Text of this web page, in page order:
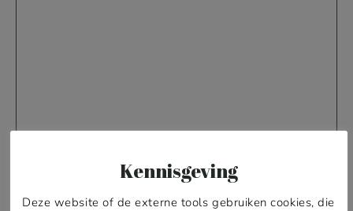
Kennisgeving
Deze website of de externe tools gebruiken cookies, die